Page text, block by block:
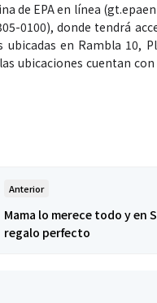
de EPA en línea
0100), donde tendrá
en Rambla 10,
ubicaciones cuentan
Anterior
Mama lo merece todo y en
regalo perfecto